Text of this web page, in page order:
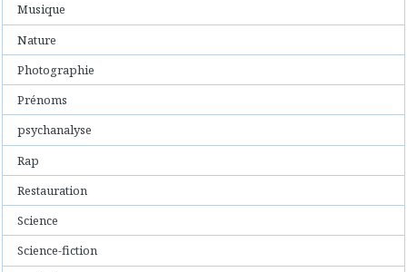
Musique
Nature
Photographie
Prénoms
psychanalyse
Rap
Restauration
Science
Science-fiction